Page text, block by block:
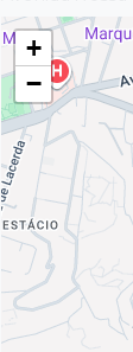
+
−